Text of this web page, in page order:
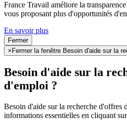
France Travail améliore la
vous proposant plus d'opportunités
En savoir plus
Fermer
× Fermer la fenêtre Besoin d'aide sur la
Besoin d'aide sur la
d'emploi ?
Besoin d'aide sur la recherche d'offres
informations essentielles en cliquant